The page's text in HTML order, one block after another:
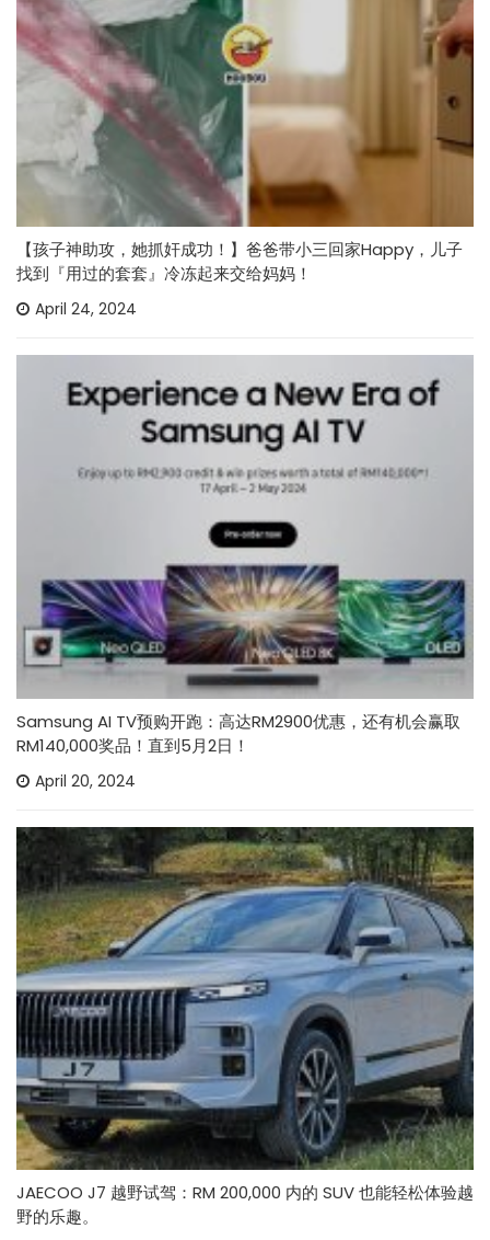
【孩子神助攻，她抓奸成功！】爸爸带小三回家Happy，儿子
找到『用过的套套』冷冻起来交给妈妈！
April 24, 2024
Samsung AI TV预购开跑：高达RM2900优惠，还有机会赢取
RM140,000奖品！直到5月2日！
April 20, 2024
JAECOO J7 越野试驾：RM 200,000 内的 SUV 也能轻松体验越
野的乐趣。